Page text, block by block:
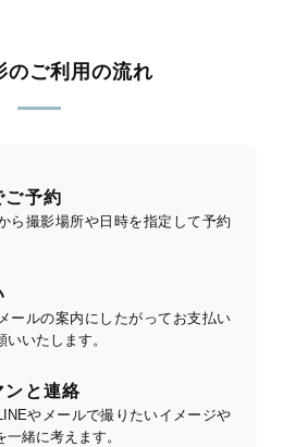
のご利用の流れ
ご予約
ら撮影場所や日時を指定して予約
ールの案内にしたがってお支払い
いたします。
ンと連絡
やメールで撮りたいイメージや
緒に考えます。